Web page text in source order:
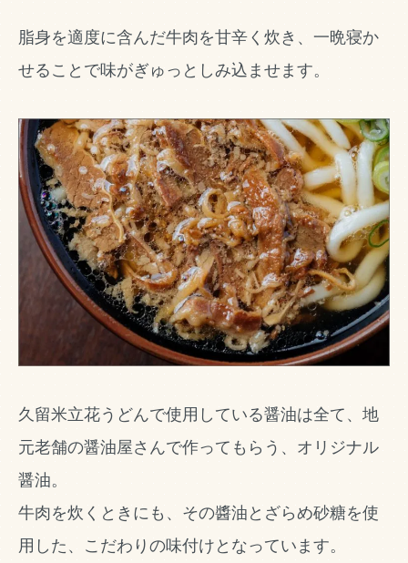
脂身を適度に含んだ牛肉を甘辛く炊き、一晩寝か
せることで味がぎゅっとしみ込ませます。
久留米立花うどんで使用している醤油は全て、地
元老舗の醤油屋さんで作ってもらう、オリジナル
醤油。
牛肉を炊くときにも、その醬油とざらめ砂糖を使
用した、こだわりの味付けとなっています。